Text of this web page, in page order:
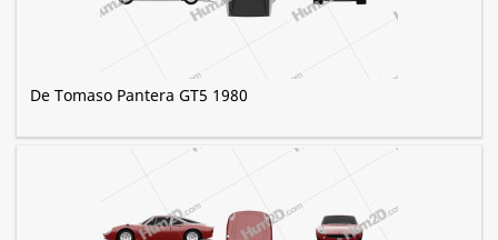
De Tomaso Pantera GT5 1980